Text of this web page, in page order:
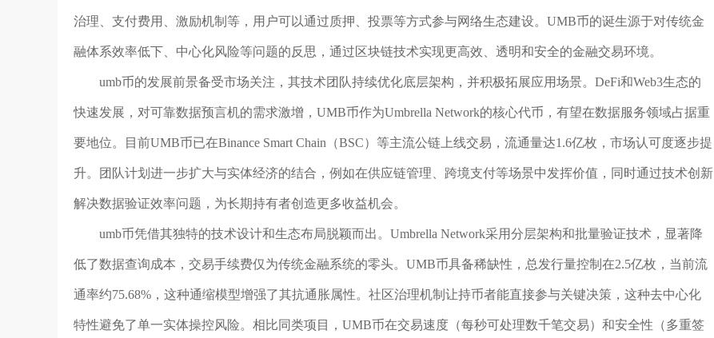
治理、支付费用、激励机制等，用户可以通过质押、投票等方式参与网络生态建设。UMB币的诞生源于对传统金
融体系效率低下、中心化风险等问题的反思，通过区块链技术实现更高效、透明和安全的金融交易环境。
umb币的发展前景备受市场关注，其技术团队持续优化底层架构，并积极拓展应用场景。DeFi和Web3生态的
快速发展，对可靠数据预言机的需求激增，UMB币作为Umbrella Network的核心代币，有望在数据服务领域占据重
要地位。目前UMB币已在Binance Smart Chain（BSC）等主流公链上线交易，流通量达1.6亿枚，市场认可度逐步提
升。团队计划进一步扩大与实体经济的结合，例如在供应链管理、跨境支付等场景中发挥价值，同时通过技术创新
解决数据验证效率问题，为长期持有者创造更多收益机会。
umb币凭借其独特的技术设计和生态布局脱颖而出。Umbrella Network采用分层架构和批量验证技术，显著降
低了数据查询成本，交易手续费仅为传统金融系统的零头。UMB币具备稀缺性，总发行量控制在2.5亿枚，当前流
通率约75.68%，这种通缩模型增强了其抗通胀属性。社区治理机制让持币者能直接参与关键决策，这种去中心化
特性避免了单一实体操控风险。相比同类项目，UMB币在交易速度（每秒可处理数千笔交易）和安全性（多重签